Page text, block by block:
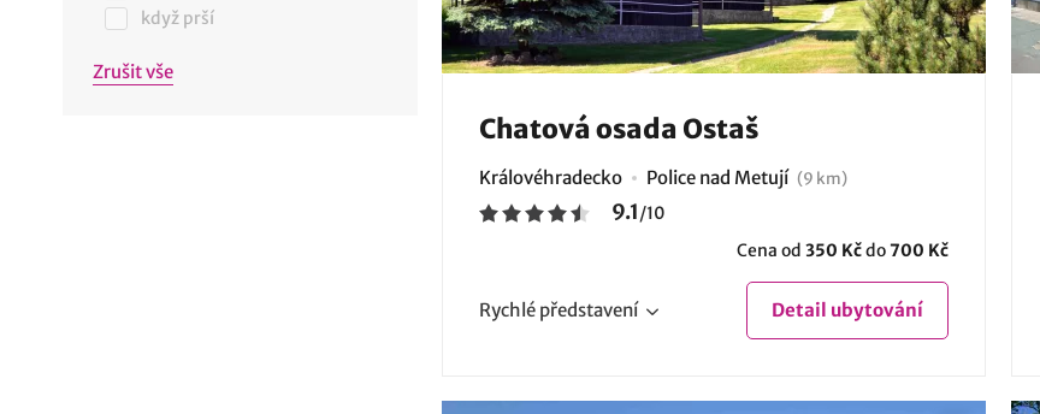
když prší
Zrušit vše
Chatová osada Ostaš
Královéhradecko Police nad Metují (9 km)
9.1/10
Cena od 350 Kčdo700 Kč
Rychlé představení Detail ubytování